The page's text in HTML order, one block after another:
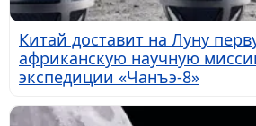
Китай доставит на Луну
африканскую научную
экспедиции «Чанъэ-8»